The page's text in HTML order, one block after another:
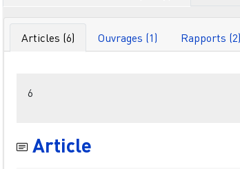
Articles (6) Ouvrages (1) Rapports (2)
6
Article